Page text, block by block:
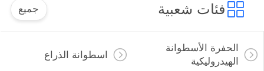
فئات شعبية جميع
الحفرة الأسطوانة
الهيدروليكية
اسطوانة الذراع